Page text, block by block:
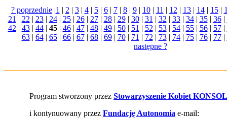
? poprzednie |1 | 2 | 3 | 4 | 5 | 6 | 7 | 8 | 9 | 10 | 11 | 12 | 13 | 14 | 15 |
21 | 22 | 23 | 24 | 25 | 26 | 27 | 28 | 29 | 30 | 31 | 32 | 33 | 34 | 35 | 36 |
42 | 43 | 44 | 45 | 46 | 47 | 48 | 49 | 50 | 51 | 52 | 53 | 54 | 55 | 56 | 57 |
63 | 64 | 65 | 66 | 67 | 68 | 69 | 70 | 71 | 72 | 73 | 74 | 75 | 76 | 77 |
następne ?
Program stworzony przez Stowarzyszenie Kobiet
i kontynuowany przez Fundację Autonomia e-mail: